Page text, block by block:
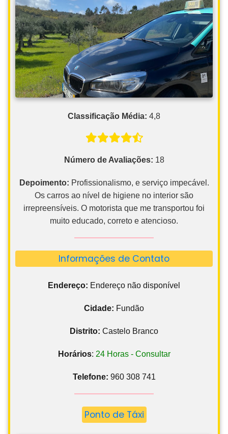
Classificação Média: 4,8
Número de Avaliações: 18
Depoimento: Profissionalismo, e serviço impecável.
Os carros ao nível de higiene no interior são
irrepreensíveis. O motorista que me transportou foi
muito educado, correto e atencioso.
Informações de Contato
Endereço: Endereço não disponível
Cidade: Fundão
Distrito: Castelo Branco
Horários: 24 Horas - Consultar
Telefone: 960 308 741
Ponto de Táxi